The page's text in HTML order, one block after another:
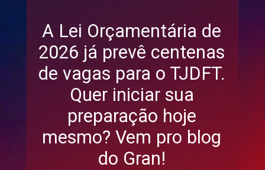
A Lei Orçamentária de
2026 já prevê centenas
de vagas para o TJDFT.
Quer iniciar sua
preparação hoje
mesmo? Vem pro blog
do Gran!